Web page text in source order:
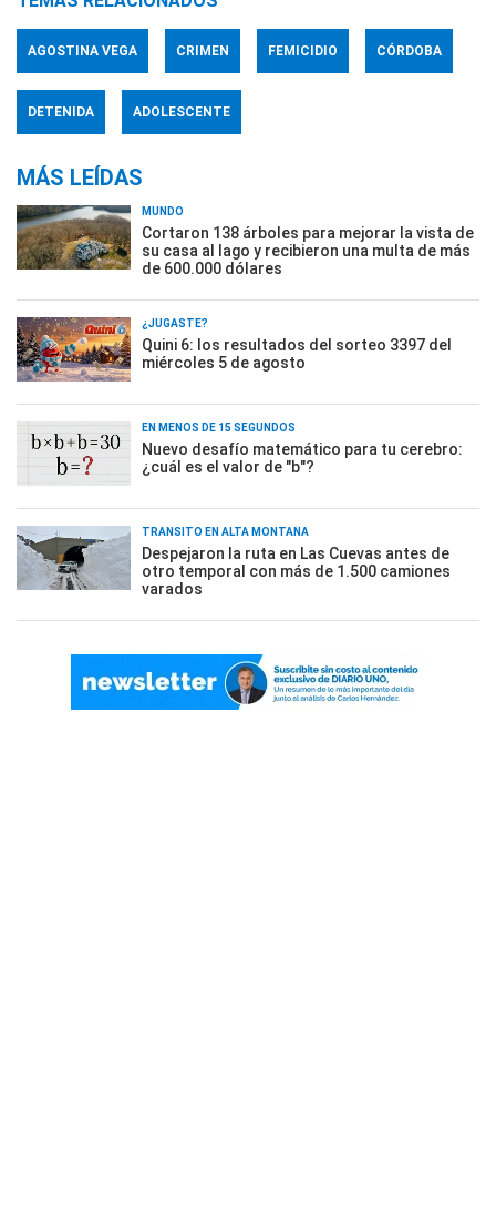
AGOSTINA VEGA CRIMEN FEMICIDIO CÓRDOBA
DETENIDA ADOLESCENTE
MÁS LEÍDAS
MUNDO
Cortaron 138 árboles para mejorar la vista de
su casa al lago y recibieron una multa de más
de 600.000 dólares
¿JUGASTE?
Quini 6: los resultados del sorteo 3397 del
miércoles 5 de agosto
EN MENOS DE 15 SEGUNDOS
Nuevo desafío matemático para tu cerebro:
¿cuál es el valor de "b"?
TRÁNSITO EN ALTA MONTAÑA
Despejaron la ruta en Las Cuevas antes de
otro temporal con más de 1.500 camiones
varados